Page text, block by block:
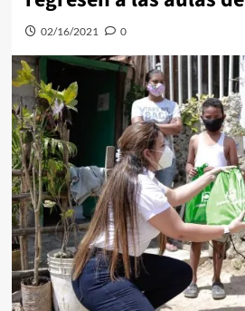
02/16/2021 0